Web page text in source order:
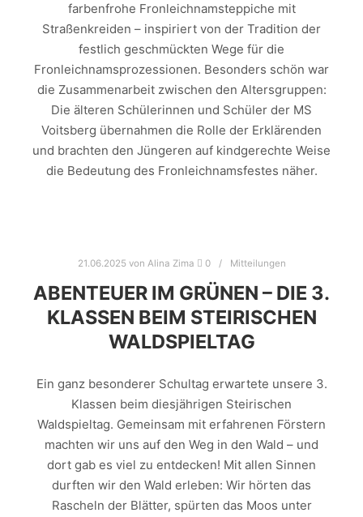
farbenfrohe Fronleichnamsteppiche mit
Straßenkreiden – inspiriert von der Tradition der
festlich geschmückten Wege für die
Fronleichnamsprozessionen. Besonders schön war
die Zusammenarbeit zwischen den Altersgruppen:
Die älteren Schülerinnen und Schüler der MS
Voitsberg übernahmen die Rolle der Erklärenden
und brachten den Jüngeren auf kindgerechte Weise
die Bedeutung des Fronleichnamsfestes näher.
21.06.2025 von Alina Zima 0 Mitteilungen
ABENTEUER IM GRÜNEN – DIE 3.
KLASSEN BEIM STEIRISCHEN
WALDSPIELTAG
Ein ganz besonderer Schultag erwartete unsere 3.
Klassen beim diesjährigen Steirischen
Waldspieltag. Gemeinsam mit erfahrenen Förstern
machten wir uns auf den Weg in den Wald – und
dort gab es viel zu entdecken! Mit allen Sinnen
durften wir den Wald erleben: Wir hörten das
Rascheln der Blätter, spürten das Moos unter